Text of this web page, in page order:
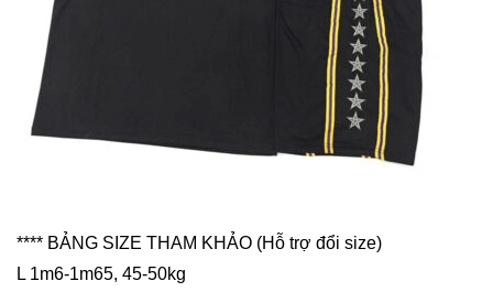
**** BẢNG SIZE THAM KHẢO (Hỗ trợ đổi size)
L 1m6-1m65, 45-50kg